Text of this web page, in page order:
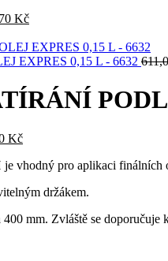
KčAktuální
je:
25
EXPRES 0,15 L - 6632
KčRozpětí
999,60 Kč
11
pro aplikaci finálních
držákem.
mm. Zvláště se